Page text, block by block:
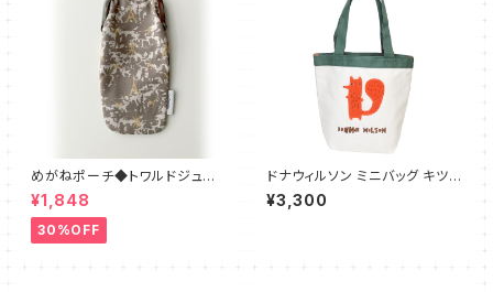
めがねポーチ◆トワルドジュイ
＆エッフェル塔「LES INVASION
S EPHEMERES」
¥1,848
30%OFF
ドナウィルソン ミニバッグ キツ
ネリスのシリル ミニトート
¥3,300